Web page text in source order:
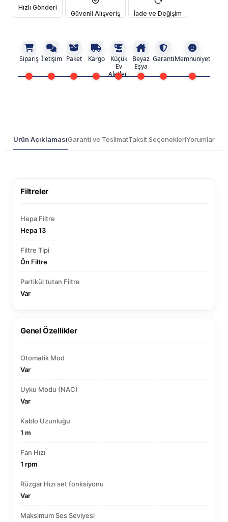
Hızlı Gönderi
Güvenli Alışveriş
İade ve Değişim
Sipariş İletişim Paket Kargo
Küçük
Ev
Aletleri
Beyaz
Eşya
GarantiMemnuniyet
Ürün AçıklamasıGaranti ve TeslimatTaksit SeçenekleriYorumlar
Filtreler
Hepa Filtre
Hepa 13
Filtre Tipi
Ön Filtre
Partikül tutan Filtre
Var
Genel Özellikler
Otomatik Mod
Var
Uyku Modu (NAC)
Var
Kablo Uzunluğu
1 m
Fan Hızı
1 rpm
Rüzgar Hızı set fonksiyonu
Var
Maksimum Ses Seviyesi